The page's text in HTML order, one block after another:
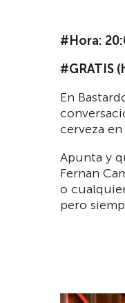
#Hora:
#GRATIS
En
cerveza
Apunta y
Fernan
o
pero